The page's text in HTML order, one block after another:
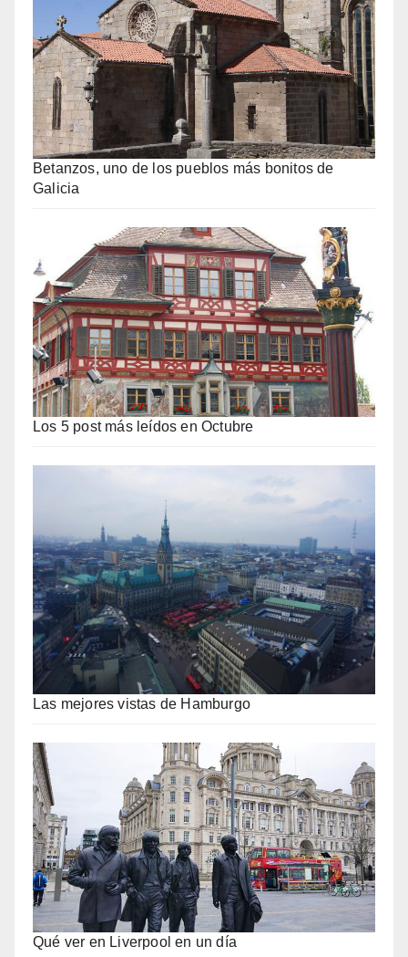
Betanzos, uno de los pueblos más bonitos de
Galicia
Los 5 post más leídos en Octubre
Las mejores vistas de Hamburgo
Qué ver en Liverpool en un día